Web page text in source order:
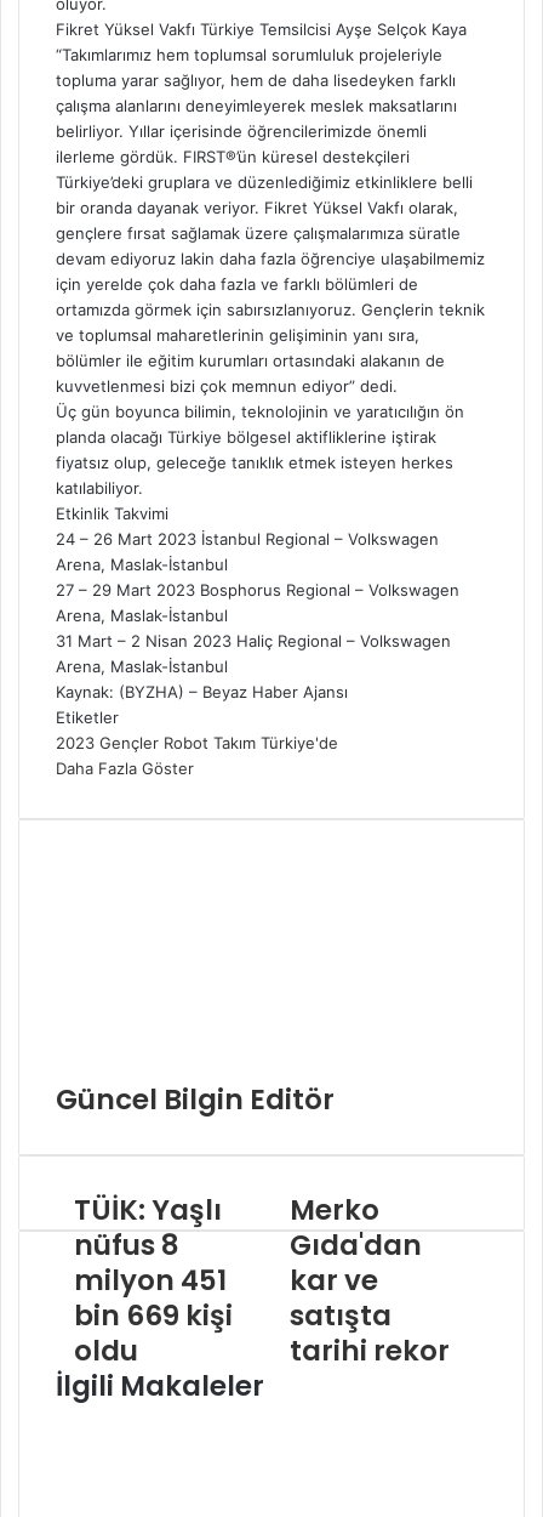
Fikret Yüksel Vakfı Türkiye Temsilcisi Ayşe Selçok Kaya
“Takımlarımız hem toplumsal sorumluluk projeleriyle
topluma yarar sağlıyor, hem de daha lisedeyken farklı
çalışma alanlarını deneyimleyerek meslek maksatlarını
belirliyor. Yıllar içerisinde öğrencilerimizde önemli
ilerleme gördük. FIRST®’ün küresel destekçileri
Türkiye’deki gruplara ve düzenlediğimiz etkinliklere belli
bir oranda dayanak veriyor. Fikret Yüksel Vakfı olarak,
gençlere fırsat sağlamak üzere çalışmalarımıza süratle
devam ediyoruz lakin daha fazla öğrenciye ulaşabilmemiz
için yerelde çok daha fazla ve farklı bölümleri de
ortamızda görmek için sabırsızlanıyoruz. Gençlerin teknik
ve toplumsal maharetlerinin gelişiminin yanı sıra,
bölümler ile eğitim kurumları ortasındaki alakanın de
kuvvetlenmesi bizi çok memnun ediyor” dedi.
Üç gün boyunca bilimin, teknolojinin ve yaratıcılığın ön
planda olacağı Türkiye bölgesel aktifliklerine iştirak
fiyatsız olup, geleceğe tanıklık etmek isteyen herkes
katılabiliyor.
Etkinlik Takvimi
24 – 26 Mart 2023 İstanbul Regional – Volkswagen
Arena, Maslak-İstanbul
27 – 29 Mart 2023 Bosphorus Regional – Volkswagen
Arena, Maslak-İstanbul
31 Mart – 2 Nisan 2023 Haliç Regional – Volkswagen
Arena, Maslak-İstanbul
Kaynak: (BYZHA) – Beyaz Haber Ajansı
Etiketler
2023 Gençler Robot Takım Türkiye'de
Daha Fazla Göster
Güncel Bilgin Editör
TÜİK: Yaşlı
nüfus 8
milyon 451
bin 669 kişi
oldu
Merko
Gıda'dan
kar ve
satışta
tarihi rekor
İlgili Makaleler